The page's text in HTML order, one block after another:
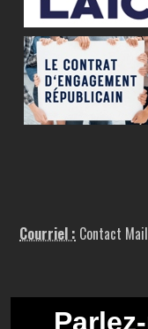
Courriel : Contact Mail